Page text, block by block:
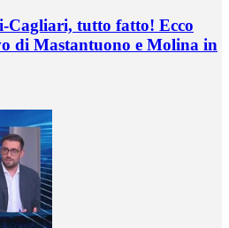
tutto fatto! Ecco
di Mastantuono e Molina in